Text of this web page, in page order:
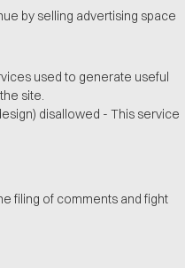
by selling advertising space
used to generate useful
site.
disallowed - This service
filing of comments and fight